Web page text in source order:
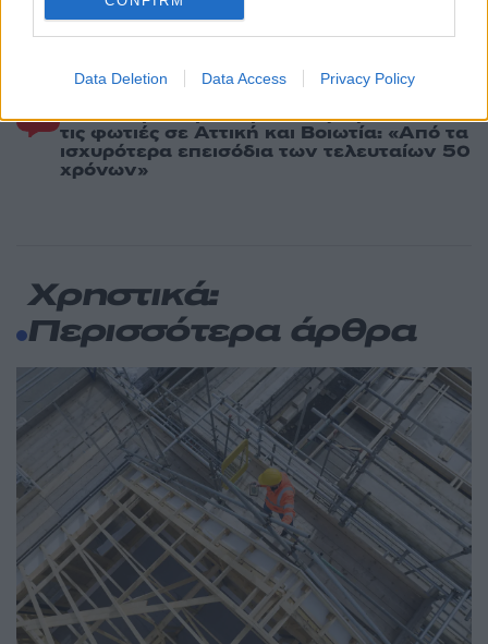
Data Deletion Data Access Privacy Policy
86 Αυγερινός, Μουτσάτσου και ακόμη 20
πρώην στελέχη κατά Καρυστιανού: «Δεν
«συγκεντρωτικό μοντέλο»
59 Το πολωμένο μελτέμι που τροφοδότησε
τις φωτιές σε Αττική και Βοιωτία: «Από τα
ισχυρότερα επεισόδια των τελευταίων 50
χρόνων»
Χρηστικά:
Περισσότερα άρθρα